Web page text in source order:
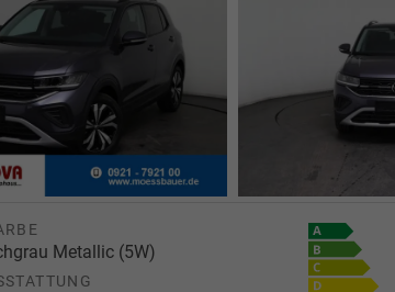
Metallic (5W)